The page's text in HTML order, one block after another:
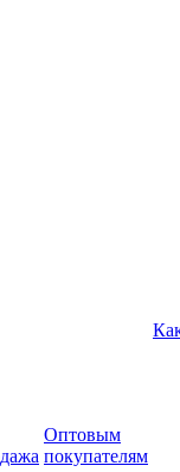
Оптовым
покупателям